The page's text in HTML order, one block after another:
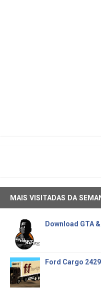
MAIS VISITADAS DA
Download GTA
Ford Cargo